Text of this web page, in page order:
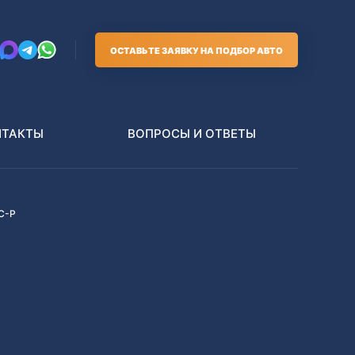
ОСТАВЬТЕ ЗАЯВКУ НА ПОДБОР АВТО
ВОПРОСЫ И ОТВЕТЫ
P